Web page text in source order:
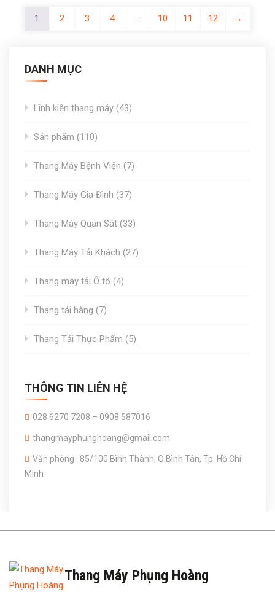
1 2 3 4 … 10 11 12 →
DANH MỤC
Linh kiện thang máy 4343
Sản phẩm
110110
Thang Máy Bệnh Viện
77
Thang Máy Gia Đình
3737
Thang Máy Quan Sát 3333
Thang Máy Tải Khách
2727
Thang máy tải Ô tô
44
Thang tải hàng
77
Thang Tải Thực Phẩm
55
THÔNG TIN LIÊN HỆ
028 6270 7208 – 0908 587016
thangmayphunghoang@gmail.com
Văn phòng : 85/100 Bình Thành, Q.Bình Tân, Tp. Hồ Chí
Minh
Thang Máy Phụng Hoàng